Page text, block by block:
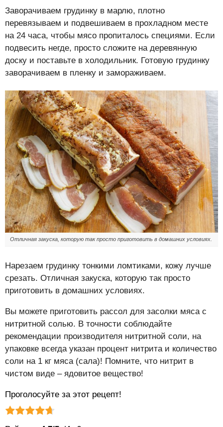
Заворачиваем грудинку в марлю, плотно
перевязываем и подвешиваем в прохладном месте
на 24 часа, чтобы мясо пропиталось специями. Если
подвесить негде, просто сложите на деревянную
доску и поставьте в холодильник. Готовую грудинку
заворачиваем в пленку и замораживаем.
Отличная закуска, которую так просто приготовить в домашних условиях.
Нарезаем грудинку тонкими ломтиками, кожу лучше
срезать. Отличная закуска, которую так просто
приготовить в домашних условиях.
Вы можете приготовить рассол для засолки мяса с
нитритной солью. В точности соблюдайте
рекомендации производителя нитритной соли, на
упаковке всегда указан процент нитрита и количество
соли на 1 кг мяса (сала)! Помните, что нитрит в
чистом виде – ядовитое вещество!
Проголосуйте за этот рецепт!
Рейтинг статьи: